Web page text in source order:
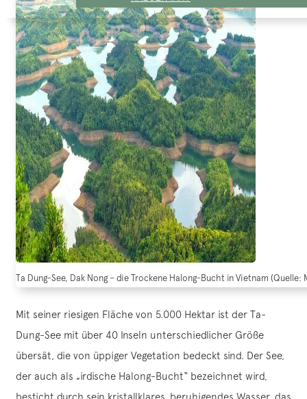
Ta Dung-See, Dak Nong – die Trockene Halong-Bucht in Vietnam (Quelle:
Mit seiner riesigen Fläche von 5.000 Hektar ist der Ta-
Dung-See mit über 40 Inseln unterschiedlicher Größe
übersät, die von üppiger Vegetation bedeckt sind. Der See,
der auch als „irdische Halong-Bucht“ bezeichnet wird,